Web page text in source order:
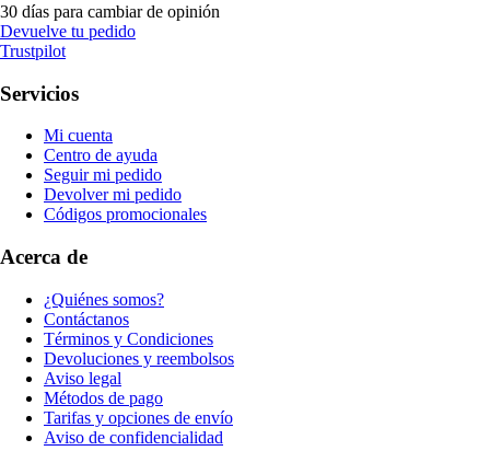
30 días para cambiar de opinión
Devuelve tu pedido
Trustpilot
Servicios
Mi cuenta
Centro de ayuda
Seguir mi pedido
Devolver mi pedido
Códigos promocionales
Acerca de
¿Quiénes somos?
Contáctanos
Términos y Condiciones
Devoluciones y reembolsos
Aviso legal
Métodos de pago
Tarifas y opciones de envío
Aviso de confidencialidad